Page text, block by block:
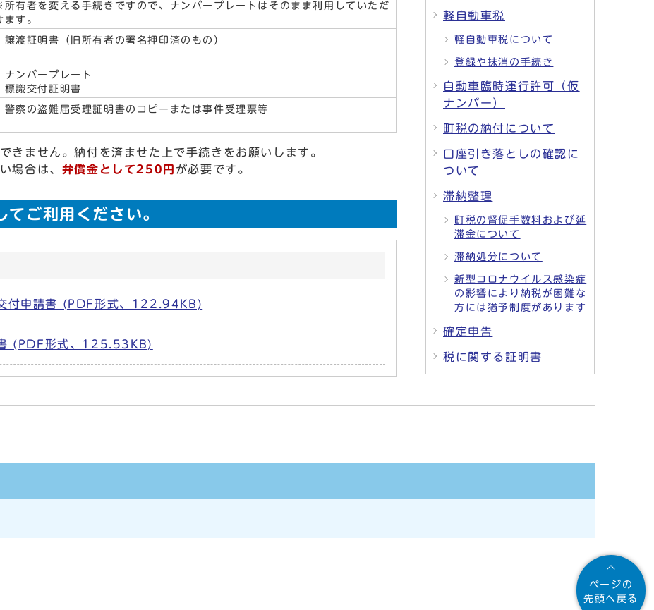
有者を変える手続きですので、ナンバープレートはそのまま利用していただ
ます。
譲渡証明書（旧所有者の署名押印済のもの）
ナンバープレート
標識交付証明書
警察の盗難届受理証明書のコピーまたは事件受理票等
きません。納付を済ませた上で手続きをお願いします。
場合は、 弁償金として250円 が必要です。
ご利用ください。
付申請書 (PDF形式、122.94KB)
(PDF形式、125.53KB)
軽自動車税
軽自動車税について
登録や抹消の手続き
自動車臨時運行許可（仮
ナンバー）
町税の納付について
口座引き落としの確認に
ついて
滞納整理
町税の督促手数料および延
滞金について
滞納処分について
新型コロナウイルス感染症
の影響により納税が困難な
方には猶予制度があります
確定申告
税に関する証明書
ページの
先頭へ戻る